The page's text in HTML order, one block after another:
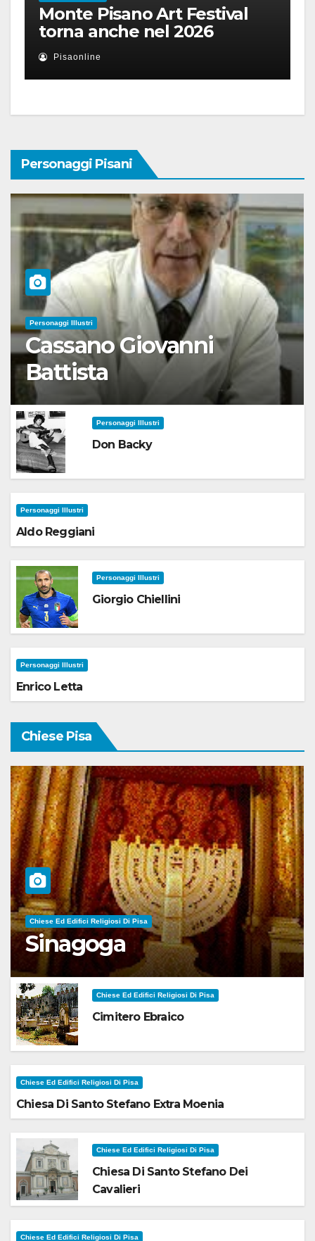
Monte Pisano Art Festival
torna anche nel 2026
Pisaonline
Personaggi Pisani
Personaggi Illustri
Cassano Giovanni
Battista
Personaggi Illustri
Don Backy
Personaggi Illustri
Aldo Reggiani
Personaggi Illustri
Giorgio Chiellini
Personaggi Illustri
Enrico Letta
Chiese Pisa
Chiese Ed Edifici Religiosi Di Pisa
Sinagoga
Chiese Ed Edifici Religiosi Di Pisa
Cimitero Ebraico
Chiese Ed Edifici Religiosi Di Pisa
Chiesa Di Santo Stefano Extra Moenia
Chiese Ed Edifici Religiosi Di Pisa
Chiesa Di Santo Stefano Dei
Cavalieri
Chiese Ed Edifici Religiosi Di Pisa